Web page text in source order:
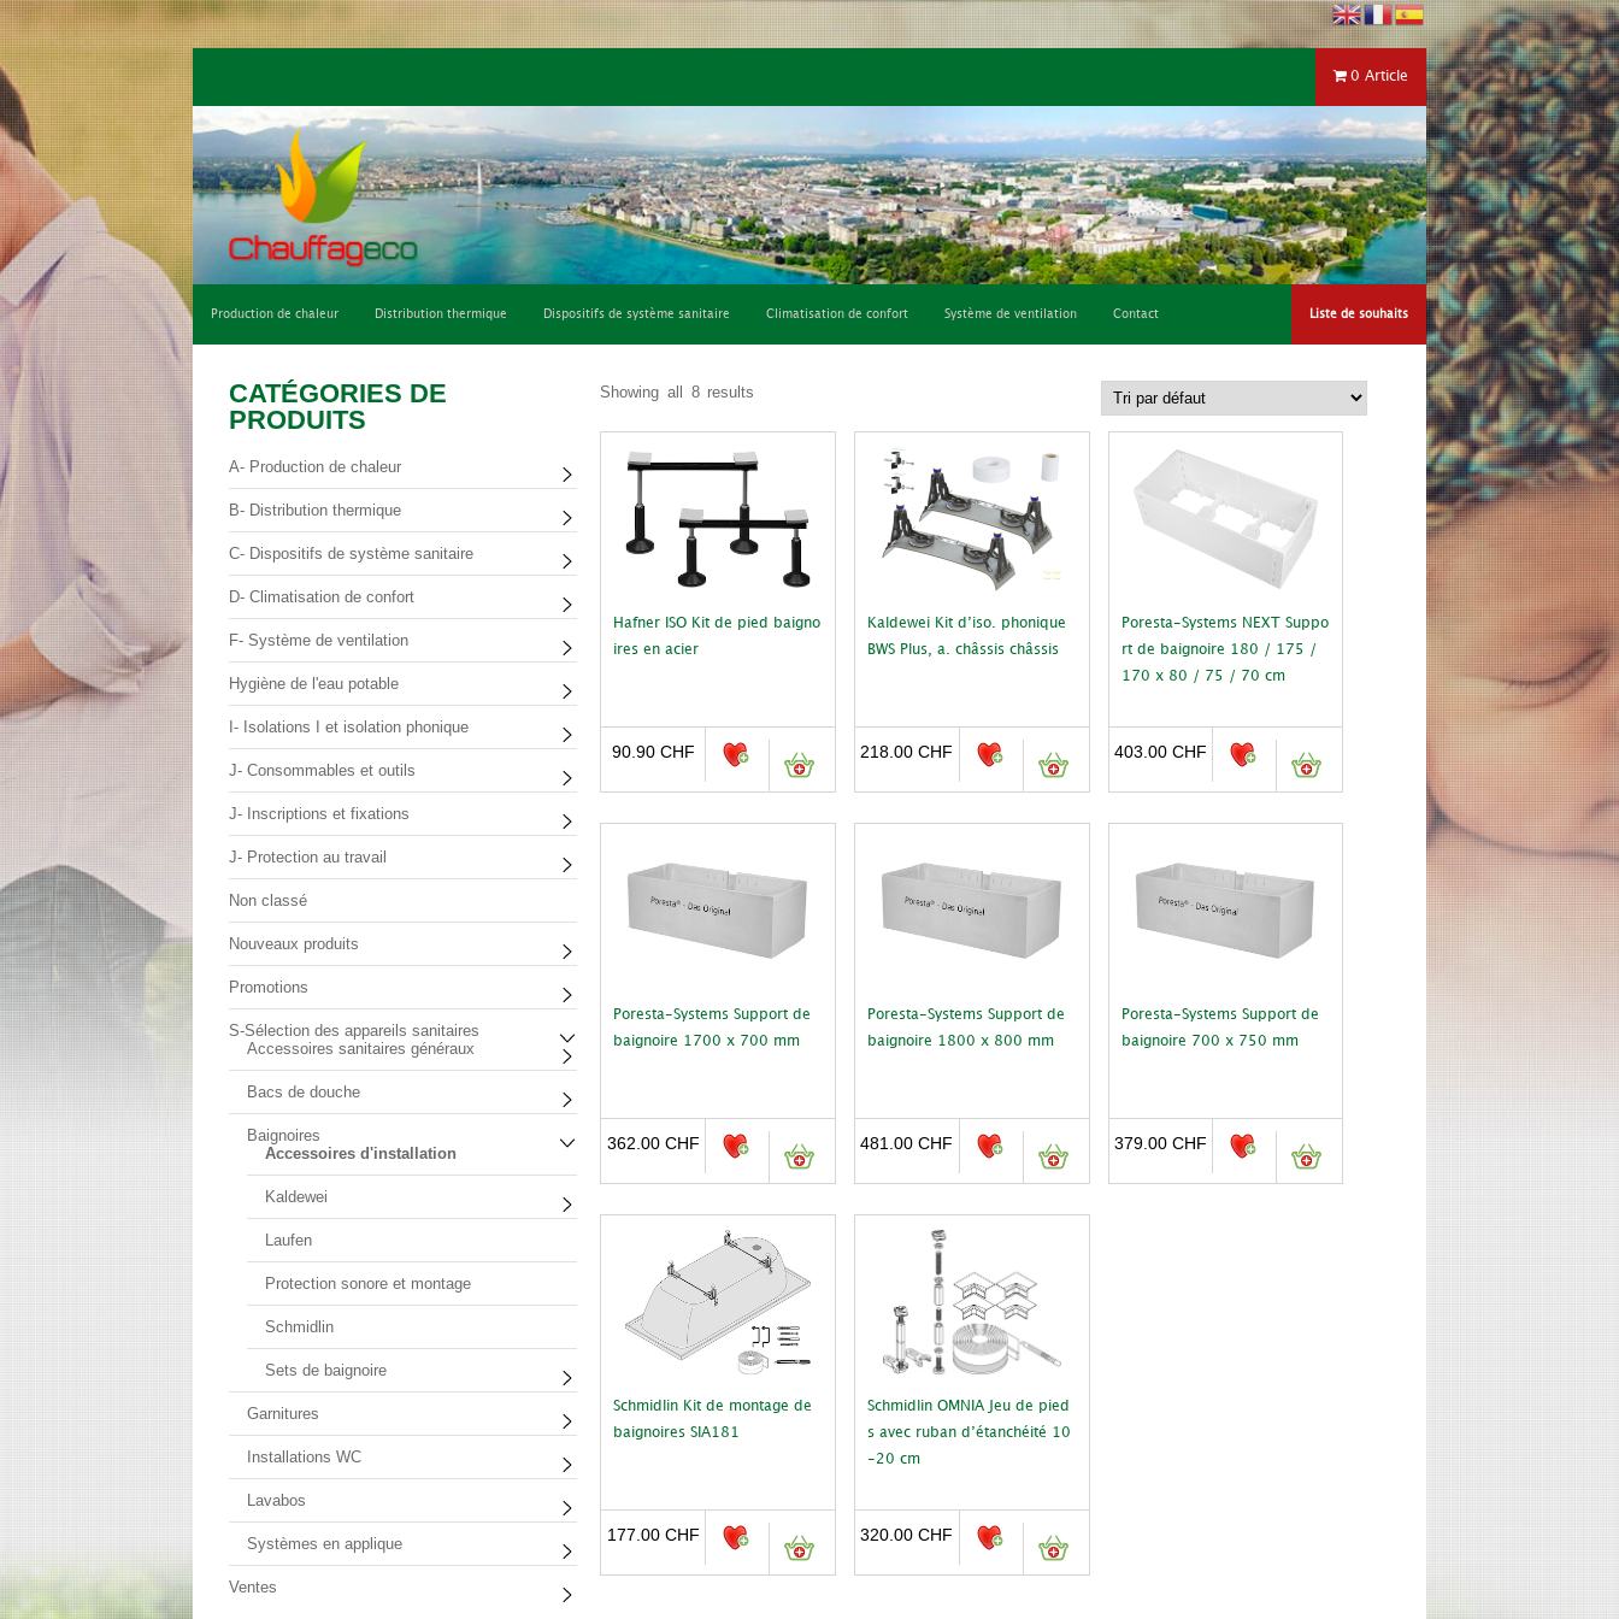
0 Article
Production de chaleur Distribution thermique Dispositifs de système sanitaire Climatisation de confort Système de ventilation Contact Liste de souhaits
CATÉGORIES DE
PRODUITS
A- Production de chaleur
B- Distribution thermique
C- Dispositifs de système sanitaire
D- Climatisation de confort
F- Système de ventilation
Hygiène de l'eau potable
I- Isolations I et isolation phonique
J- Consommables et outils
J- Inscriptions et fixations
J- Protection au travail
Non classé
Nouveaux produits
Promotions
S-Sélection des appareils sanitaires
Accessoires sanitaires généraux
Bacs de douche
Baignoires
Accessoires d'installation
Kaldewei
Laufen
Protection sonore et montage
Schmidlin
Sets de baignoire
Garnitures
Installations WC
Lavabos
Systèmes en applique
Ventes
Showing all 8 results
Hafner ISO Kit de pied baigno
ires en acier
90.90 CHF
Kaldewei Kit d’iso. phonique
BWS Plus, a. châssis châssis
218.00CHF
Poresta-Systems NEXT Suppo
rt de baignoire 180 / 175 /
170 x 80 / 75 / 70 cm
403.00CHF
Poresta-Systems Support de
baignoire 1700 x 700 mm
362.00 CHF
Poresta-Systems Support de
baignoire 1800 x 800 mm
481.00CHF
Poresta-Systems Support de
baignoire 700 x 750 mm
379.00CHF
Schmidlin Kit de montage de
baignoires SIA181
177.00 CHF
Schmidlin OMNIA Jeu de pied
s avec ruban d’étanchéité 10
-20 cm
320.00CHF